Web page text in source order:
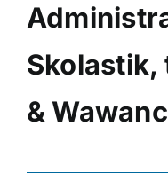
Skolastik,
&